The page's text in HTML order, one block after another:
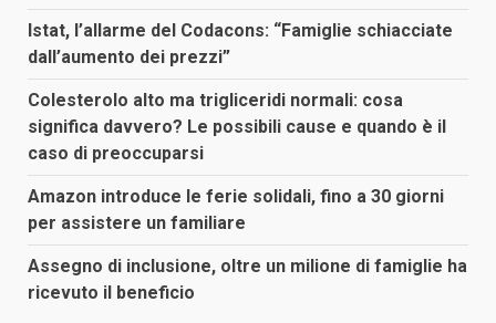
Istat, l’allarme del Codacons: “Famiglie schiacciate
dall’aumento dei prezzi”
Colesterolo alto ma trigliceridi normali: cosa
significa davvero? Le possibili cause e quando è il
caso di preoccuparsi
Amazon introduce le ferie solidali, fino a 30 giorni
per assistere un familiare
Assegno di inclusione, oltre un milione di famiglie ha
ricevuto il beneficio